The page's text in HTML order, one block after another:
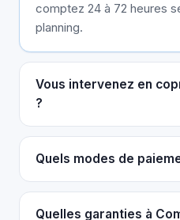
comptez 24 à 72 heures
planning.
Vous intervenez en
?
Quels modes de
Quelles garanties à